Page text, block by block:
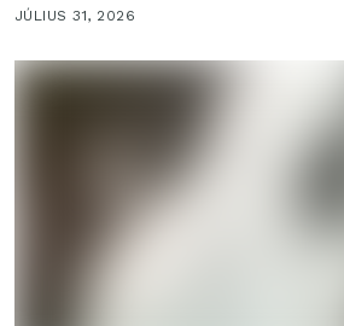
JÚLIUS 31, 2026